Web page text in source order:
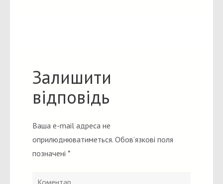
Залишити
відповідь
Ваша e-mail адреса не
оприлюднюватиметься. Обов’язкові поля
позначені *
Коментар